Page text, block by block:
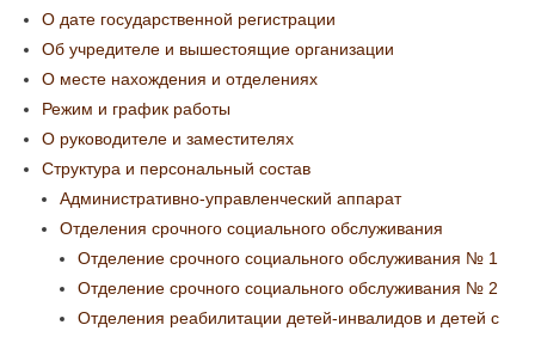
О дате государственной регистрации
Об учредителе и вышестоящие организации
О месте нахождения и отделениях
Режим и график работы
О руководителе и заместителях
Структура и персональный состав
Административно-управленческий аппарат
Отделения срочного социального обслуживания
Отделение срочного социального обслуживания № 1
Отделение срочного социального обслуживания № 2
Отделения реабилитации детей-инвалидов и детей с